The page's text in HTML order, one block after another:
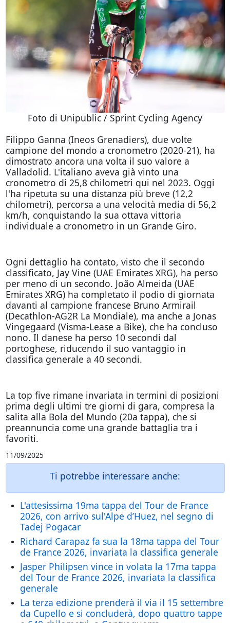
Foto di Unipublic / Sprint Cycling Agency
Filippo Ganna (Ineos Grenadiers), due volte
campione del mondo a cronometro (2020-21), ha
dimostrato ancora una volta il suo valore a
Valladolid. L'italiano aveva già vinto una
cronometro di 25,8 chilometri qui nel 2023. Oggi
l'ha ripetuta su una distanza più breve (12,2
chilometri), percorsa a una velocità media di 56,2
km/h, conquistando la sua ottava vittoria
individuale a cronometro in un Grande Giro.
Ogni dettaglio ha contato, visto che il secondo
classificato, Jay Vine (UAE Emirates XRG), ha perso
per meno di un secondo. João Almeida (UAE
Emirates XRG) ha completato il podio di giornata
davanti al campione francese Bruno Armirail
(Decathlon-AG2R La Mondiale), ma anche a Jonas
Vingegaard (Visma-Lease a Bike), che ha concluso
nono. Il danese ha perso 10 secondi dal
portoghese, riducendo il suo vantaggio in
classifica generale a 40 secondi.
La top five rimane invariata in termini di posizioni
prima degli ultimi tre giorni di gara, compresa la
salita alla Bola del Mundo (20a tappa), che si
preannuncia come una grande battaglia tra i
favoriti.
11/09/2025
Ti potrebbe interessare anche:
L'attesissima 19ma tappa del Tour de France
2026, con arrivo sul'Alpe d’Huez, nel segno di
Tadej Pogacar
Richard Carapaz fa sua la 18ma tappa del Tour
de France 2026, invariata la classifica generale
Jasper Philipsen vince in volata la 17ma tappa
del Tour de France 2026, invariata la classifica
generale
La terza edizione prenderà il via il 15 settembre
da Cupello e si concluderà, dopo quattro tappe